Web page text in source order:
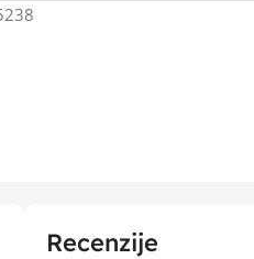
Recenzije